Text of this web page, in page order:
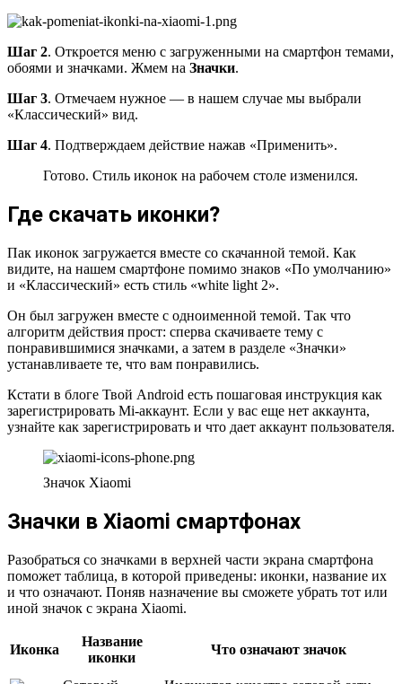
Шаг 2. Откроется меню с загруженными на смартфон темами,
обоями и значками. Жмем на Значки.
Шаг 3. Отмечаем нужное — в нашем случае мы выбрали
«Классический» вид.
Шаг 4. Подтверждаем действие нажав «Применить».
Готово. Стиль иконок на рабочем столе изменился.
Где скачать иконки?
Пак иконок загружается вместе со скачанной темой. Как
видите, на нашем смартфоне помимо знаков «По умолчанию»
и «Классический» есть стиль «white light 2».
Он был загружен вместе с одноименной темой. Так что
алгоритм действия прост: сперва скачиваете тему с
понравившимися значками, а затем в разделе «Значки»
устанавливаете те, что вам понравились.
Кстати в блоге Твой Android есть пошаговая инструкция как
зарегистрировать Mi-аккаунт. Если у вас еще нет аккаунта,
узнайте как зарегистрировать и что дает аккаунт пользователя.
Значок Xiaomi
Значки в Xiaomi смартфонах
Разобраться со значками в верхней части экрана смартфона
поможет таблица, в которой приведены: иконки, название их
и что означают. Поняв назначение вы сможете убрать тот или
иной значок с экрана Xiaomi.
Иконка
Название
иконки
Что означают значок